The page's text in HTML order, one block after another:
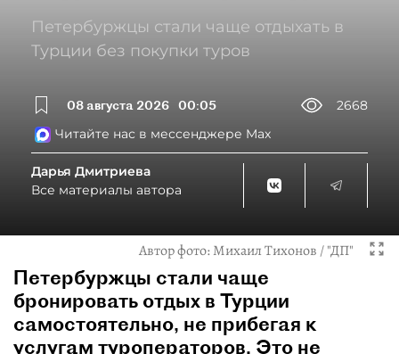
Петербуржцы стали чаще отдыхать в
Турции без покупки туров
08 августа 2026 00:05
2668
Читайте нас в мессенджере Max
Дарья Дмитриева
Все материалы автора
Автор фото:Михаил Тихонов / "ДП"
Петербуржцы стали чаще
бронировать отдых в Турции
самостоятельно, не прибегая к
услугам туроператоров. Это не